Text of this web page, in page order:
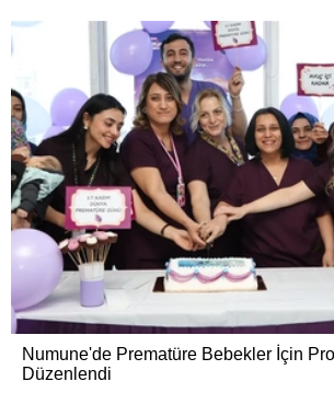
Numune'de Prematüre Bebekler İçin
Düzenlendi